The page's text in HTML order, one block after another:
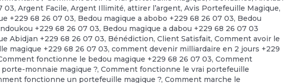
03,Argent Facile,Argent Illimité,attirer l’argent,Avis Portefeuille Magique,
+229 68 26 07 03, Bedou magique a abobo +229 68 26 07 03, Bedou
+229 68 26 07 03, Bedou magique a dabou +229 68 26 07 03
Abidjan +229 68 26 07 03, Bénédiction,Client Satisfait,Comment avoir le
magique +229 68 26 07 03,comment devenir milliardaire en 2 jours +229
fonctionne le bedou magique +229 68 26 07 03,Comment
monnaie magique ?,Comment fonctionne le vrai portefeuille
fonctionne un portefeuille magique ?,Comment marche le